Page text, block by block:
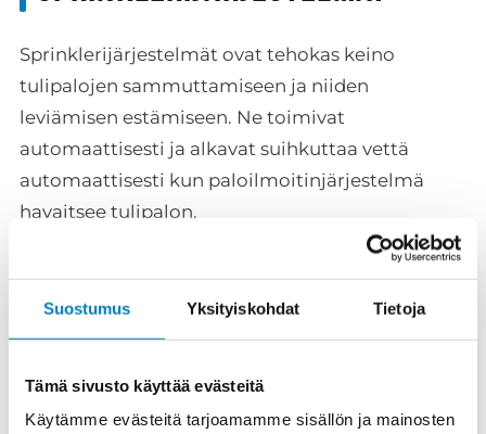
Suostumus Yksityiskohdat Tietoja
Tämä sivusto käyttää evästeitä
Käytämme evästeitä tarjoamamme sisällön ja mainosten
Sprinklerijärjestelmät ovat tehokas keino
tulipalojen sammuttamiseen ja niiden
leviämisen estämiseen. Ne toimivat
automaattisesti ja alkavat suihkuttaa vettä
automaattisesti kun paloilmoitinjärjestelmä
havaitsee tulipalon.
Nopea reagointi: Sprinklerit alkavat toimia
Laaja kattavuus: Ne voivat kattaa suuret
alueet ja estää tulipalon leviämisen.